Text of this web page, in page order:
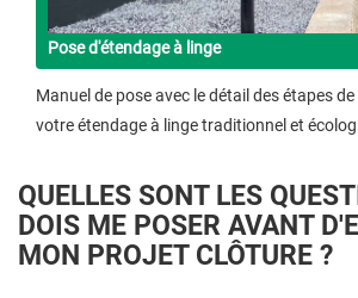
Pose d'étendage à linge
Manuel de pose avec le détail des étapes
votre étendage à linge traditionnel et
QUELLES SONT LES
DOIS ME POSER AVANT
MON PROJET CLÔTURE ?